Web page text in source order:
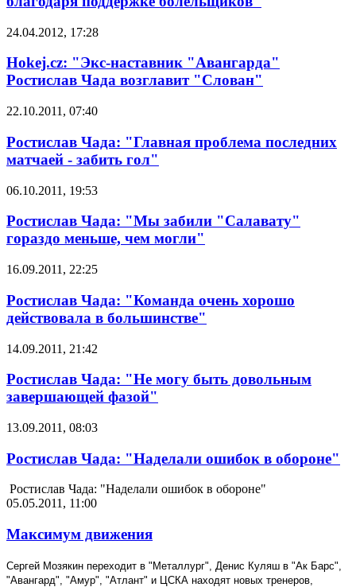
24.04.2012, 17:28
Hokej.cz: "Экс-наставник "Авангарда"
Ростислав Чада возглавит "Слован"
22.10.2011, 07:40
Ростислав Чада: "Главная проблема последних
матчаей - забить гол"
06.10.2011, 19:53
Ростислав Чада: "Мы забили "Салавату"
гораздо меньше, чем могли"
16.09.2011, 22:25
Ростислав Чада: "Команда очень хорошо
действовала в большинстве"
14.09.2011, 21:42
Ростислав Чада: "Не могу быть довольным
завершающей фазой"
13.09.2011, 08:03
Ростислав Чада: "Наделали ошибок в обороне"
Ростислав Чада: "Наделали ошибок в обороне"
05.05.2011, 11:00
Максимум движения
Сергей Мозякин переходит в "Металлург", Денис Куляш в "Ак Барс",
"Авангард", "Амур", "Атлант" и ЦСКА находят новых тренеров,